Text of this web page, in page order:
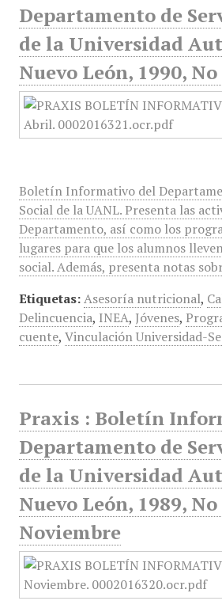
Departamento de
de la Universidad
Nuevo León, 1990,
Boletín Informativo del
Social de la UANL. Presenta las
Departamento, así como los
lugares para que los alumnos
social. Además, presenta notas
Etiquetas: Asesoría nutricional,
Delincuencia, INEA, Jóvenes,
cuente, Vinculación Universidad-
Praxis : Boletín
Departamento de
de la Universidad
Nuevo León, 1989, No
Noviembre